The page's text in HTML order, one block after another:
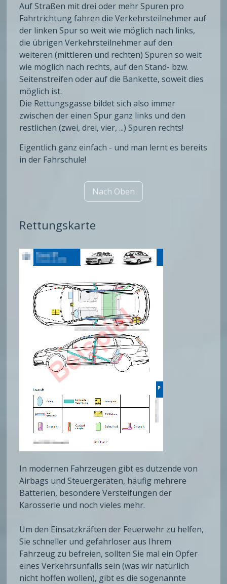
Auf Straßen mit drei oder mehr Spuren pro
Fahrtrichtung fahren die Verkehrsteilnehmer auf
der linken Spur so weit wie möglich nach links,
die übrigen Verkehrsteilnehmer auf den
weiteren (mittleren und rechten) Spuren so weit
wie möglich nach rechts, auf den Stand- bzw.
Seitenstreifen oder auf die Bankette, soweit dies
möglich ist.
Die Rettungsgasse bildet sich also immer
zwischen der einen Spur ganz links und den
restlichen (zwei, drei, vier, ...) Spuren rechts!
Eigentlich ganz einfach - und man lernt es bereits
in der Fahrschule!
Nach Oben
Rettungskarte
In modernen Fahrzeugen gibt es dutzende von
Airbags und Steuergeräten, häufig mehrere
Batterien, besondere Versteifungen der
Karosserie und noch vieles mehr.
Um den Einsatzkräften der Feuerwehr zu helfen,
Sie schneller und gefahrloser aus Ihrem
Fahrzeug zu befreien, sollten Sie mal ein Opfer
eines Verkehrsunfalls sein (was wir natürlich
nicht hoffen wollen), gibt es die sogenannte